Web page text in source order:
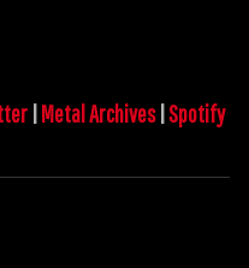
| Metal Archives|Spotify